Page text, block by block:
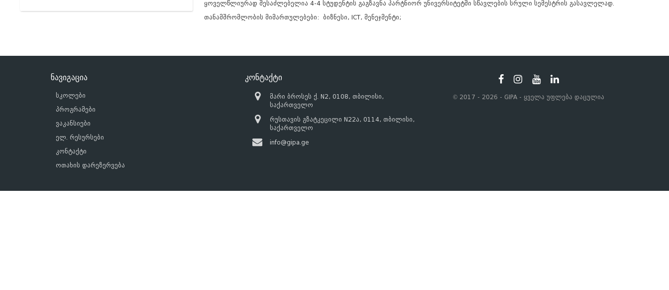
ყოველწლიურად შესაძლებელია 4-4 სტუდენტის გაგზავნა პარტნიორ უნივერსიტეტში სწავლების სრული სემესტრის გასავლელად
თანამშრომლობის მიმართულებები: ბიზნესი, ICT, მენეჯმენტი;
ნავიგაცია
სკოლები
პროგრამები
ვაკანსიები
ელ. რესურსები
კონტაქტი
ოთახის დარეზერვება
კონტაქტი
მარი ბროსეს ქ. N2, 0108, თბილისი,
საქართველო
რუსთავის გზატკეცილი N22ა, 0114, თბილისი,
საქართველო
info@gipa.ge
© 2017 - 2026 - GIPA - ყველა უფლება დაცულია